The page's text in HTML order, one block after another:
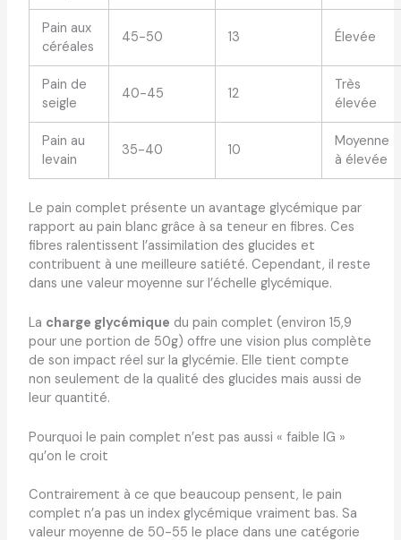
Pain aux
céréales
45-50 13 Élevée
Pain de
seigle
40-45 12
Très
élevée
Pain au
levain
35-40 10
Moyenne
à élevée
Le pain complet présente un avantage glycémique par
rapport au pain blanc grâce à sa teneur en fibres. Ces
fibres ralentissent l’assimilation des glucides et
contribuent à une meilleure satiété. Cependant, il reste
dans une valeur moyenne sur l’échelle glycémique.
La charge glycémique du pain complet (environ 15,9
pour une portion de 50g) offre une vision plus complète
de son impact réel sur la glycémie. Elle tient compte
non seulement de la qualité des glucides mais aussi de
leur quantité.
Pourquoi le pain complet n’est pas aussi « faible IG »
qu’on le croit
Contrairement à ce que beaucoup pensent, le pain
complet n’a pas un index glycémique vraiment bas. Sa
valeur moyenne de 50-55 le place dans une catégorie